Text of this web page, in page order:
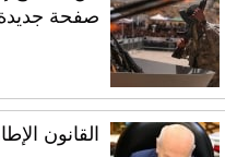
صفحة
القانون